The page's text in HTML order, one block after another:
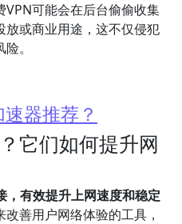
可能会在后台偷偷收集
放或商业用途，这不仅侵犯
。
器推荐？
它们如何提升网
，有效提升上网速度和稳定
善用户网络体验的工具，